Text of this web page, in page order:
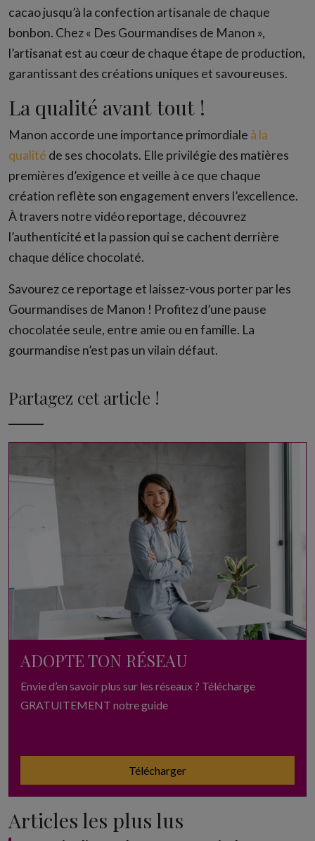
cacao jusqu’à la confection artisanale de chaque
bonbon. Chez « Des Gourmandises de Manon »,
l’artisanat est au cœur de chaque étape de production,
garantissant des créations uniques et savoureuses.
La qualité avant tout !
Manon accorde une importance primordiale à la
qualité de ses chocolats. Elle privilégie des matières
premières d’exigence et veille à ce que chaque
création reflète son engagement envers l’excellence.
À travers notre vidéo reportage, découvrez
l’authenticité et la passion qui se cachent derrière
chaque délice chocolaté.
Savourez ce reportage et laissez-vous porter par les
Gourmandises de Manon ! Profitez d’une pause
chocolatée seule, entre amie ou en famille. La
gourmandise n’est pas un vilain défaut.
Partagez cet article !
ADOPTE TON RÉSEAU
Envie d’en savoir plus sur les réseaux ? Télécharge
GRATUITEMENT notre guide
Télécharger
Articles les plus lus